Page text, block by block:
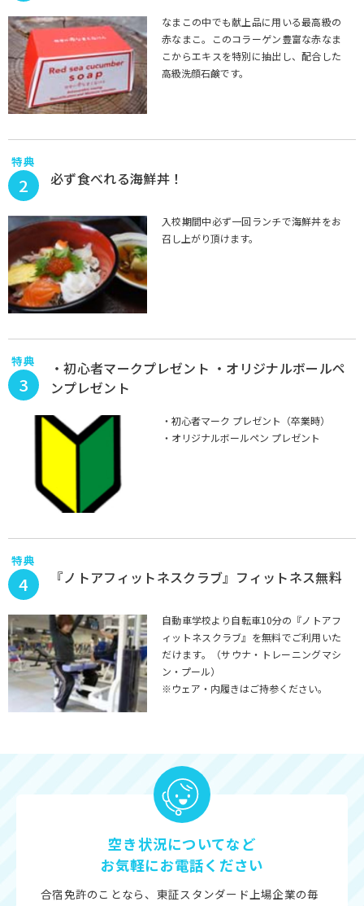
なまこの中でも献上品に用いる最高級の
赤なまこ。このコラーゲン豊富な赤なま
こからエキスを特別に抽出し、配合した
高級洗顔石鹸です。
特典
2 必ず食べれる海鮮丼！
入校期間中必ず一回ランチで海鮮丼をお
召し上がり頂けます。
特典
3
・初心者マークプレゼント ・オリジナルボールペ
ンプレゼント
・初心者マーク プレゼント（卒業時）
・オリジナルボールペン プレゼント
特典
4 『ノトアフィットネスクラブ』フィットネス無料
自動車学校より自転車10分の『ノトアフ
ィットネスクラブ』を無料でご利用いた
だけます。（サウナ・トレーニングマシ
ン・プール）
※ウェア・内履きはご持参ください。
空き状況についてなど
お気軽にお電話ください
合宿免許のことなら、東証スタンダード上場企業の毎